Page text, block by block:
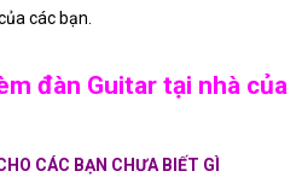
các bạn.
đàn Guitar tại nhà của
CÁC BẠN CHƯA BIẾT GÌ